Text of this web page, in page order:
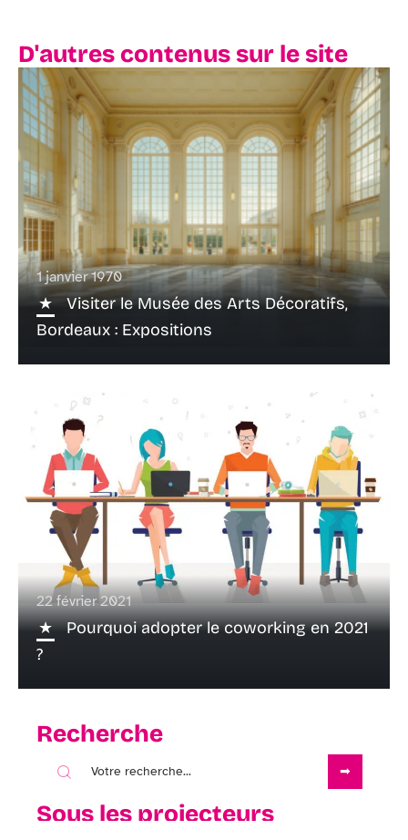
D'autres contenus sur le site
1 janvier 1970
Visiter le Musée des Arts Décoratifs,
Bordeaux : Expositions
22 février 2021
Pourquoi adopter le coworking en 2021
?
Recherche
Sous les projecteurs